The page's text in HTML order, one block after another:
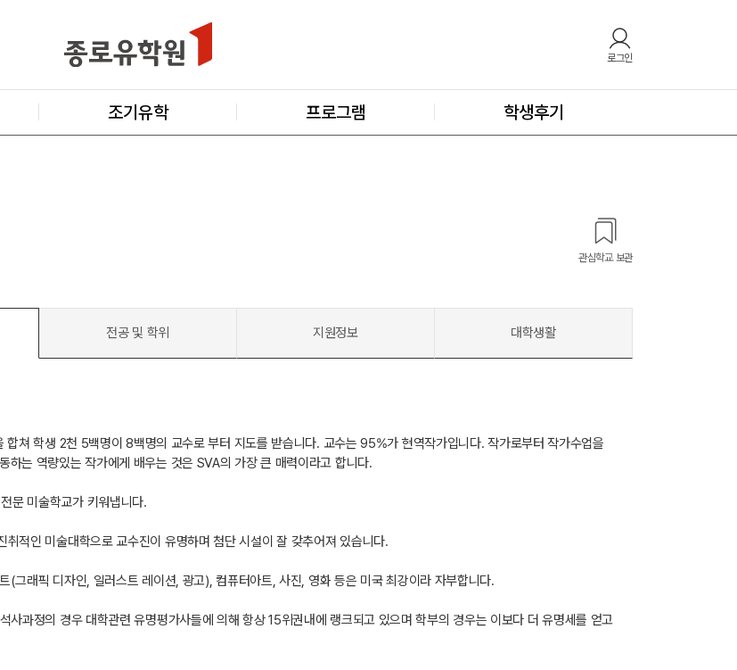
로그인
조기유학 프로그램 학생후기
관심학교 보관
전공 및 학위 지원정보 대학생활
쳐 학생 2천 5백명이 8백명의 교수로 부터 지도를 받습니다. 교수는 95%가 현역작가입니다. 작가로부터 작가수업을
는 역량있는 작가에게 배우는 것은 SVA의 가장 큰 매력이라고 합니다.
문 미술학교가 키워냅니다.
적인 미술대학으로 교수진이 유명하며 첨단 시설이 잘 갖추어져 있습니다.
그래픽 디자인, 일러스트 레이션, 광고), 컴퓨터아트, 사진, 영화 등은 미국 최강이라 자부합니다.
과정의 경우 대학관련 유명평가사들에 의해 항상 15위권내에 랭크되고 있으며 학부의 경우는 이보다 더 유명세를 얻고